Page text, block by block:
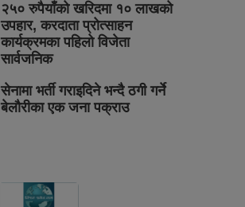
२५० रुपैयाँको खरिदमा १० लाखको
उपहार, करदाता प्रोत्साहन
कार्यक्रमका पहिलो विजेता
सार्वजनिक
सेनामा भर्ती गराइदिने भन्दै ठगी गर्ने
बेलौरीका एक जना पक्राउ